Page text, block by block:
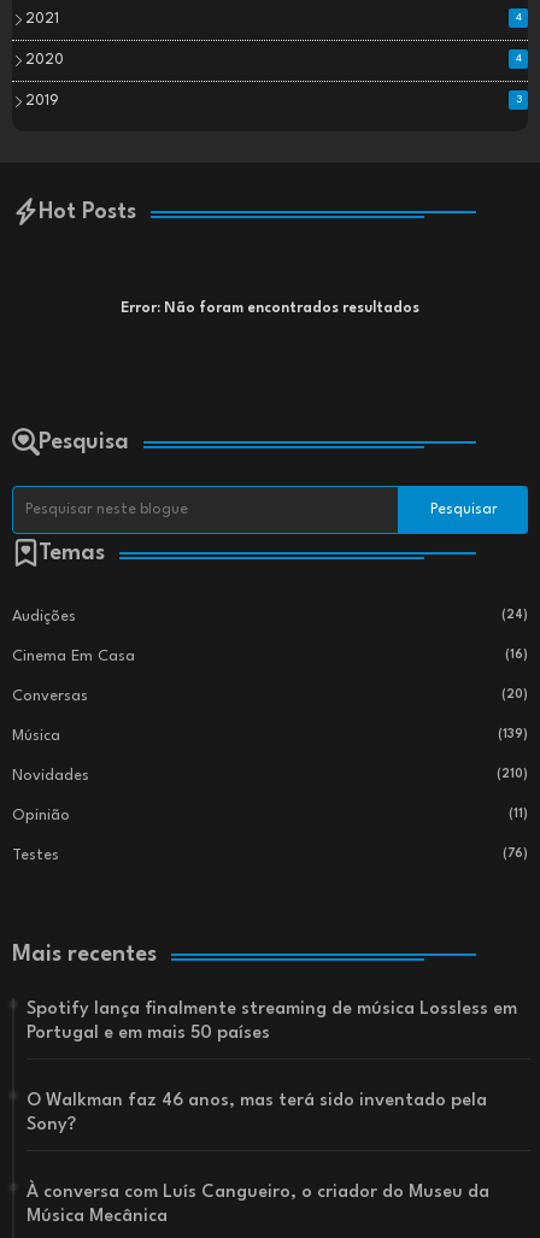
2021 4
2020 4
2019 3
Hot Posts
Error: Não foram encontrados resultados
Pesquisa
Temas
Audições (24)
Cinema Em Casa (16)
Conversas (20)
Música (139)
Novidades (210)
Opinião (11)
Testes (76)
Mais recentes
Spotify lança finalmente streaming de música Lossless em
Portugal e em mais 50 países
O Walkman faz 46 anos, mas terá sido inventado pela
Sony?
À conversa com Luís Cangueiro, o criador do Museu da
Música Mecânica